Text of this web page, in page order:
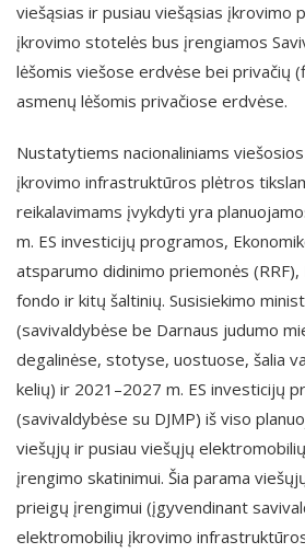
viešąsias ir pusiau viešąsias įkrovimo
įkrovimo stotelės bus įrengiamos
lėšomis viešose erdvėse bei privačių
asmenų lėšomis privačiose erdvėse.
Nustatytiems nacionaliniams
įkrovimo infrastruktūros plėtros
reikalavimams įvykdyti yra
m. ES investicijų programos,
atsparumo didinimo priemonės (RRF),
fondo ir kitų šaltinių. Susisiekimo
(savivaldybėse be Darnaus judumo
degalinėse, stotyse, uostuose, šalia
kelių) ir 2021–2027 m. ES investicijų
(savivaldybėse su DJMP) iš viso
viešųjų ir pusiau viešųjų
įrengimo skatinimui. Šia parama
prieigų įrengimui (įgyvendinant
elektromobilių įkrovimo